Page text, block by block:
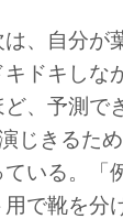
、自分が
ドキしな
、予測で
じきるた
いる。「
で靴を分